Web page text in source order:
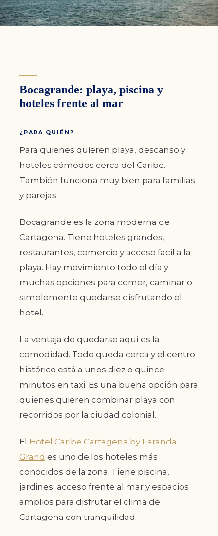
Bocagrande: playa, piscina y
hoteles frente al mar
¿PARA QUIÉN?
Para quienes quieren playa, descanso y
hoteles cómodos cerca del Caribe.
También funciona muy bien para familias
y parejas.
Bocagrande es la zona moderna de
Cartagena. Tiene hoteles grandes,
restaurantes, comercio y acceso fácil a la
playa. Hay movimiento todo el día y
muchas opciones para comer, caminar o
simplemente quedarse disfrutando el
hotel.
La ventaja de quedarse aquí es la
comodidad. Todo queda cerca y el centro
histórico está a unos diez o quince
minutos en taxi. Es una buena opción para
quienes quieren combinar playa con
recorridos por la ciudad colonial.
El Hotel Caribe Cartagena by Faranda
Grand es uno de los hoteles más
conocidos de la zona. Tiene piscina,
jardines, acceso frente al mar y espacios
amplios para disfrutar el clima de
Cartagena con tranquilidad.